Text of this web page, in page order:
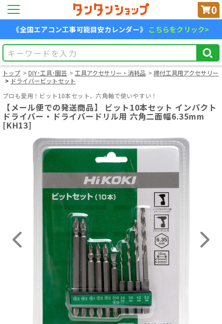
0
《全国エアコン工事可能目安カレンダー》 こちらをクリック>
トップ DIY･工具･園芸 工具アクセサリー・消耗品
締付工具用アクセサリー
ドライバービットセット
プロも愛用！ビット10本セット、六角軸で使いやすい！
【メール便での発送商品】 ビット10本セット インパクト
ドライバー・ドライバードリル用 六角二面幅6.35mm
[KH13]